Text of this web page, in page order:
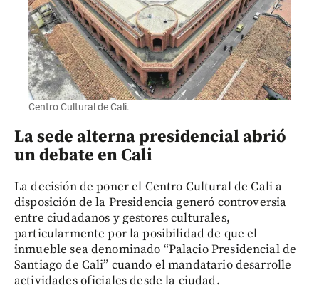
Centro Cultural de Cali.
La sede alterna presidencial abrió
un debate en Cali
La decisión de poner el Centro Cultural de Cali a
disposición de la Presidencia generó controversia
entre ciudadanos y gestores culturales,
particularmente por la posibilidad de que el
inmueble sea denominado “Palacio Presidencial de
Santiago de Cali” cuando el mandatario desarrolle
actividades oficiales desde la ciudad.